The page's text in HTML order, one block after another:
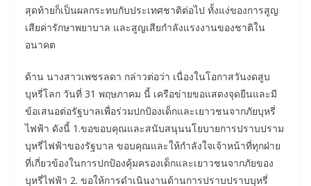
สุดท้ายก็เป็นผลกระทบกับประเทศชาติต่อไป ทั้งแง่ของการสูญ
เสียค่ารักษาพยาบาล และสูญเสียกำลังแรงงานของชาติใน
อนาคต
ด้าน นางสาวเพชรลดา กล่าวต่อว่า เนื่องในโอกาสวันงดสูบ
บุหรี่โลก วันที่ 31 พฤษภาคม นี้ เครือข่ายขอแสดงจุดยืนและมี
ข้อเสนอต่อรัฐบาลเพื่อร่วมปกป้องเด็กและเยาวชนจากภัยบุหรี่
ไฟฟ้า ดังนี้ 1.ขอขอบคุณและสนับสนุนนโยบายการปราบปราม
บุหรี่ไฟฟ้าของรัฐบาล ขอบคุณและให้กำลังใจเจ้าหน้าที่ทุกฝ่าย
ที่เกี่ยวข้องในการปกป้องคุ้มครองเด็กและเยาวชนจากภัยของ
บุหรี่ไฟฟ้า 2. ขอให้การดำเนินงานด้านการปราบปราบบุหรี่